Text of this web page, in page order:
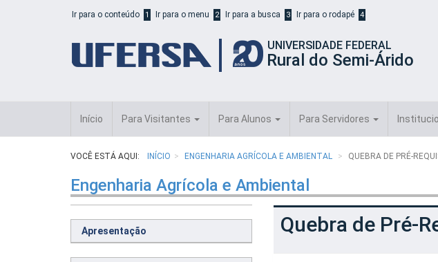
Ir para o conteúdo 1 Ir para o menu 2 Ir para a busca 3 Ir para o rodapé 4
UNIVERSIDADE FEDERAL
Rural do Semi-Árido
Início Para Visitantes Para Alunos Para Servidores
VOCÊ ESTÁ AQUI: INÍCIO ENGENHARIA AGRÍCOLA E AMBIENTAL QUEBRA DE PRÉ-
Engenharia Agrícola e Ambiental
Apresentação Quebra de Pré-